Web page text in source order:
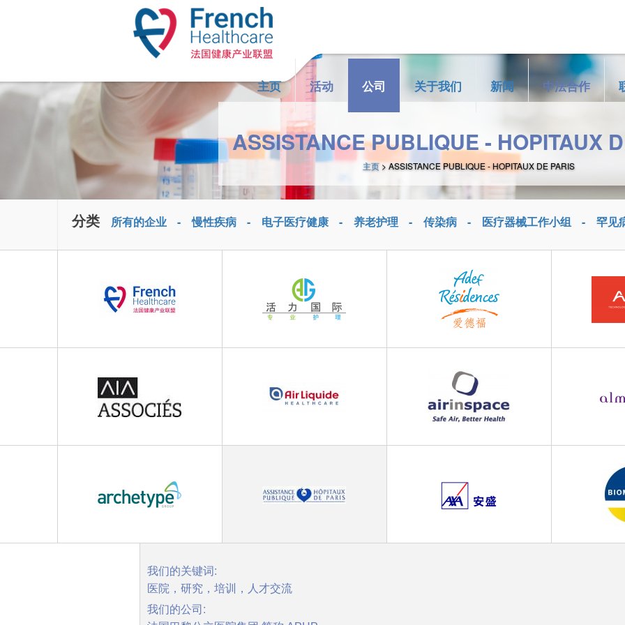
主页 活动 公司 关于我们 新闻 中法合作
ASSISTANCE PUBLIQUE - HOPITAUX
主页> ASSISTANCE PUBLIQUE - HOPITAUX DE PARIS
分类 所有的企业 慢性疾病 电子医疗健康 养老护理 传染病 医疗器械工作小组 罕见
我们的关键词:
医院，研究，培训，人才交流
我们的公司: